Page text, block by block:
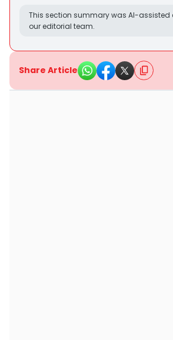
This section summary was AI-assisted
our editorial team.
Share Article